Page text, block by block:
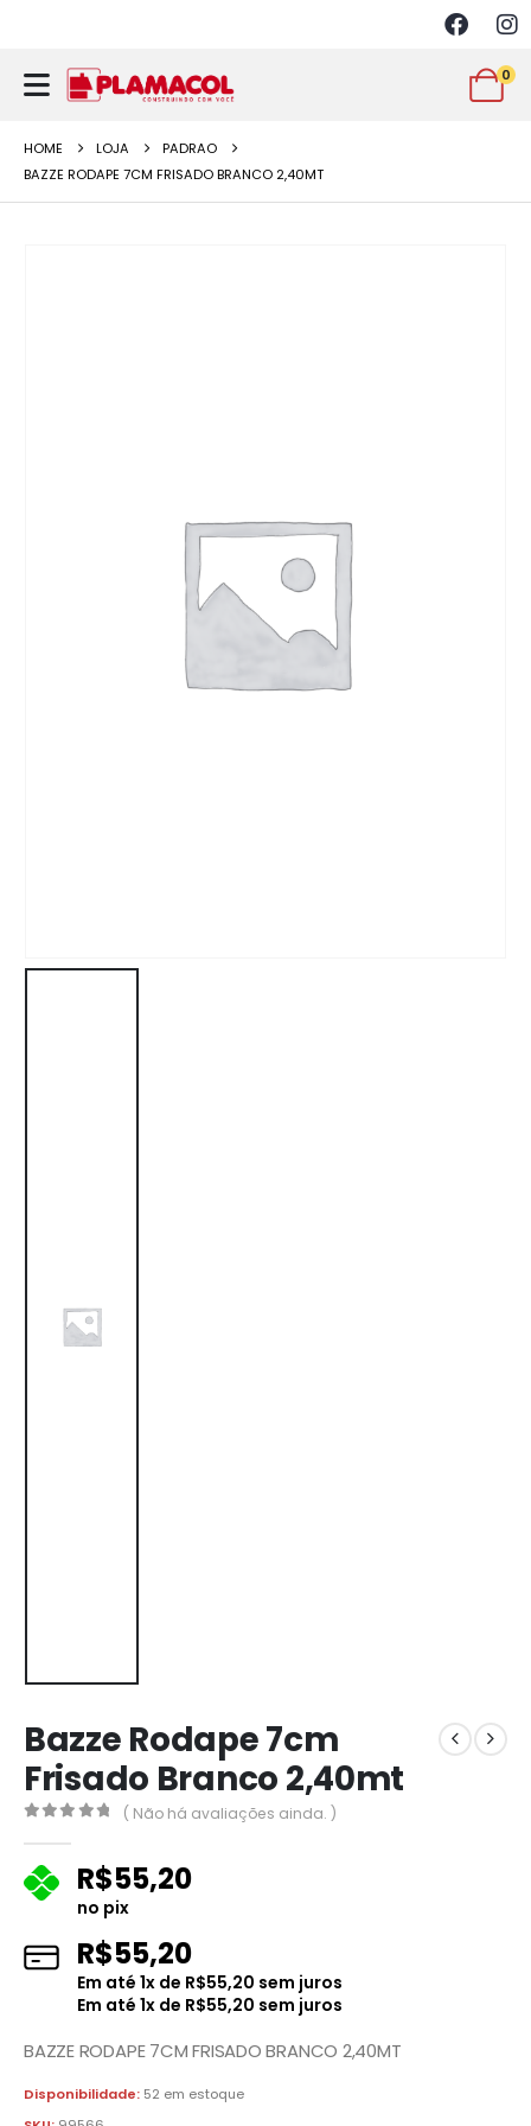
0
HOME LOJA
PADRAO
BAZZE RODAPE 7CM FRISADO BRANCO 2,40MT
Bazze Rodape 7cm
Frisado Branco 2,40mt
( Não há avaliações ainda. )
R$55,20
no pix
R$55,20
Em até 1x de R$55,20 sem juros
Em até 1x de R$55,20 sem juros
BAZZE RODAPE 7CM FRISADO BRANCO 2,40MT
Disponibilidade: 52 em estoque